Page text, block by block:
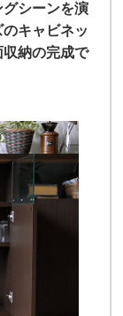
シーンを演
キャビネッ
収納の完成で